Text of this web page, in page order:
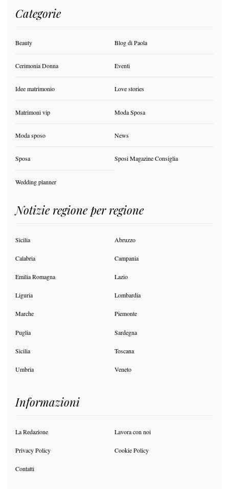
Categorie
Beauty Blog di Paola
Cerimonia Donna Eventi
Idee matrimonio Love stories
Matrimoni vip Moda Sposa
Moda sposo News
Sposa Sposi Magazine Consiglia
Wedding planner
Notizie regione per regione
Sicilia Abruzzo
Calabria Campania
Emilia Romagna Lazio
Liguria Lombardia
Marche Piemonte
Puglia Sardegna
Sicilia Toscana
Umbria Veneto
Informazioni
La Redazione Lavora con noi
Privacy Policy Cookie Policy
Contatti